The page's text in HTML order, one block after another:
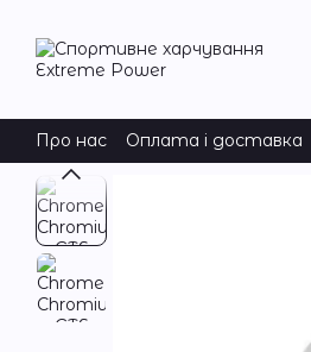
Про нас Оплата і доставка